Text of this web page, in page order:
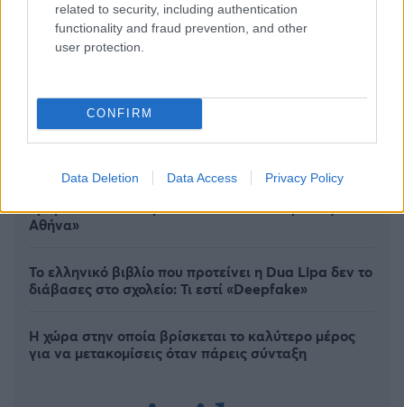
related to security, including authentication
functionality and fraud prevention, and other
user protection.
CONFIRM
Data Deletion Data Access Privacy Policy
Άννα Βίσση: Απόλαυσε Τσιτσάνη από μπάντα
δρόμου στο Φισκάρδο - «Κάτι θα κάνουμε στην
Αθήνα»
Το ελληνικό βιβλίο που προτείνει η Dua Lipa δεν το
διάβασες στο σχολείο: Τι εστί «Deepfake»
Η χώρα στην οποία βρίσκεται το καλύτερο μέρος
για να μετακομίσεις όταν πάρεις σύνταξη